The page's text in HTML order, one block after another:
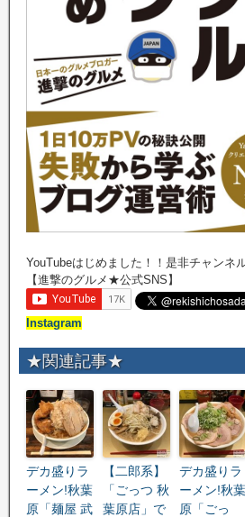
YouTubeはじめました！！是非チャンネ
【進撃のグルメ★公式SNS】
Instagram
★関連記事★
デカ盛りラ
ーメン!秋葉
原「麺屋 武
【二郎系】
「ごっつ 秋
葉原店」で
デカ盛りラ
ーメン!秋葉
原「ごっ